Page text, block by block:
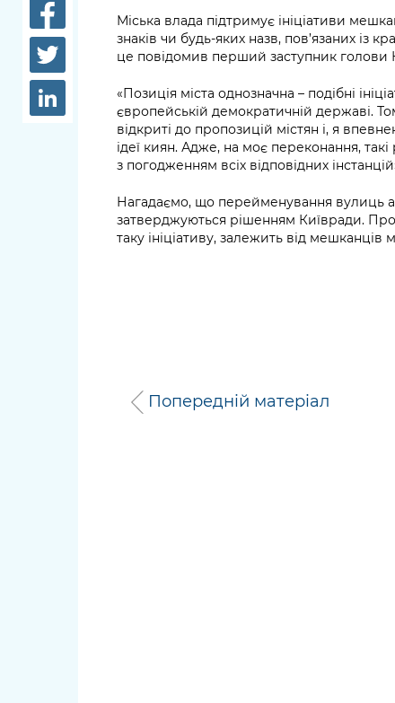
Структура
Рішення та розпорядження
Проєкти розпоряджень, що
перебувають на погодженні
КМВА
Лікарні
Освіта
заклади
Дороги,
Міська влада підтримує ініціативи
знаків чи будь-яких назв, пов’язаних із
це повідомив перший заступник
«Позиція міста однозначна – подібні
європейській демократичній державі.
відкриті до пропозицій містян і, я
ідеї киян. Адже, на моє переконання,
з погодженням всіх відповідних
Нагадаємо, що перейменування вулиць
затверджуються рішенням Київради.
таку ініціативу, залежить від мешканців
Попередній матеріал